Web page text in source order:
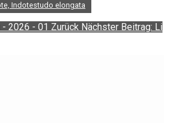
Indotestudo elongata
2026 - 01 Zurück Nächster Beitrag: Li